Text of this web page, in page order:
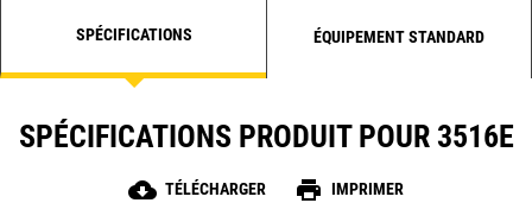
SPÉCIFICATIONS ÉQUIPEMENT STANDARD
SPÉCIFICATIONS PRODUIT POUR 3516E
cloud_download TÉLÉCHARGER print IMPRIMER